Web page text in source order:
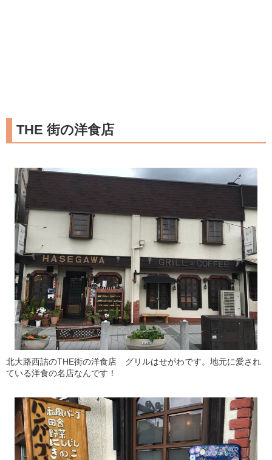
THE 街の洋食店
北大路西詰のTHE街の洋食店 グリルはせがわです。地元に愛され
ている洋食の名店なんです！